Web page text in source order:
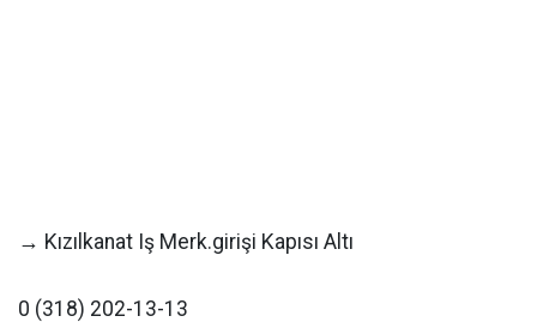
→ Kızılkanat Iş Merk.girişi Kapısı Altı
0 (318) 202-13-13